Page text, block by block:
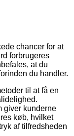
chancer for at
forbrugeres
at du
du handler.
til at få en
giver kunderne
køb, hvilket
af tilfredsheden